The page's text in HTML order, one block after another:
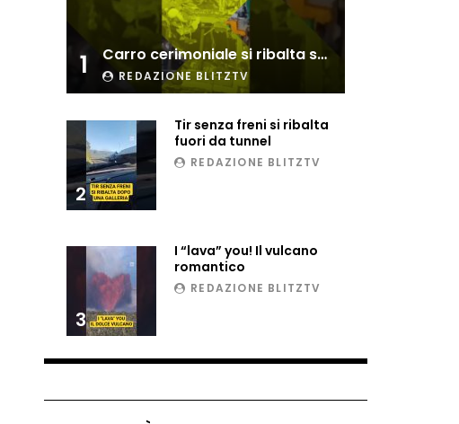
Esplode cabina elettrica
sotterranea
Grattacielo crolla per un
incendio
Ammiocuggino con la ruspa…
1 Carro cerimoniale si ribalta sulla folla
REDAZIONE BLITZTV
2
Tir senza freni si ribalta
fuori da tunnel
REDAZIONE BLITZTV
3
I “lava” you! Il vulcano
romantico
REDAZIONE BLITZTV